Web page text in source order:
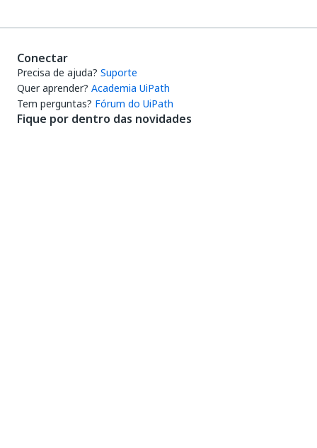
Conectar
Precisa de ajuda? Suporte
Quer aprender? Academia UiPath
Tem perguntas? Fórum do UiPath
Fique por dentro das novidades